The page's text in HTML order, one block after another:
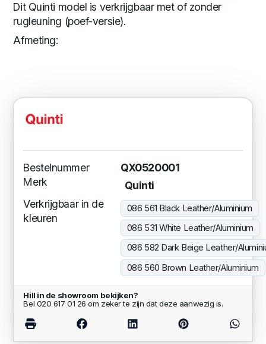
Dit Quinti model is verkrijgbaar met of zonder
rugleuning (poef-versie).
Afmeting:
Bestelnummer
QX0520001
Merk
Quinti
Verkrijgbaar in de
kleuren
086 561 Black Leather/Aluminium
086 531 White Leather/Aluminium
086 582 Dark Beige Leather/
086 560 Brown Leather/Aluminium
Hill in de showroom bekijken?
Bel 020 617 01 26 om zeker te zijn dat deze aanwezig is.